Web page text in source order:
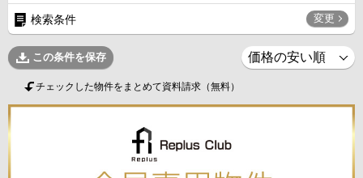
検索条件 変更
この条件を保存
チェックした物件をまとめて資料請求（無料）